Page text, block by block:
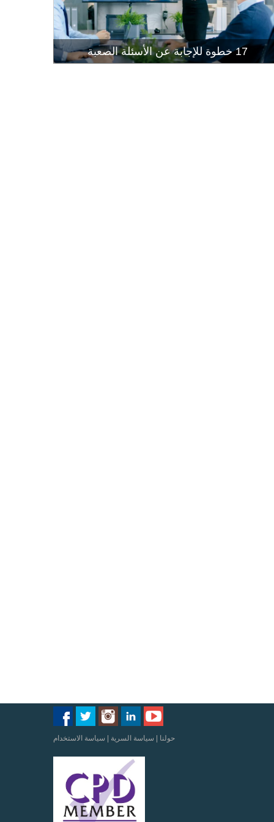
17 خطوة للإجابة عن الأسئلة الصعبة
حولنا | سياسة السرية | سياسة الاستخدام